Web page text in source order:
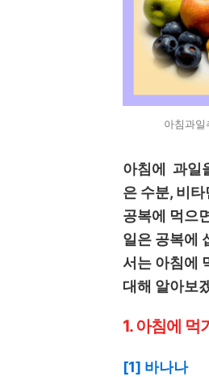
아침과일
아침에 과일
은 수분, 비
공복에 먹으
일은 공복에
서는 아침에
대해 알아보
1. 아침에 먹
[1] 바나나